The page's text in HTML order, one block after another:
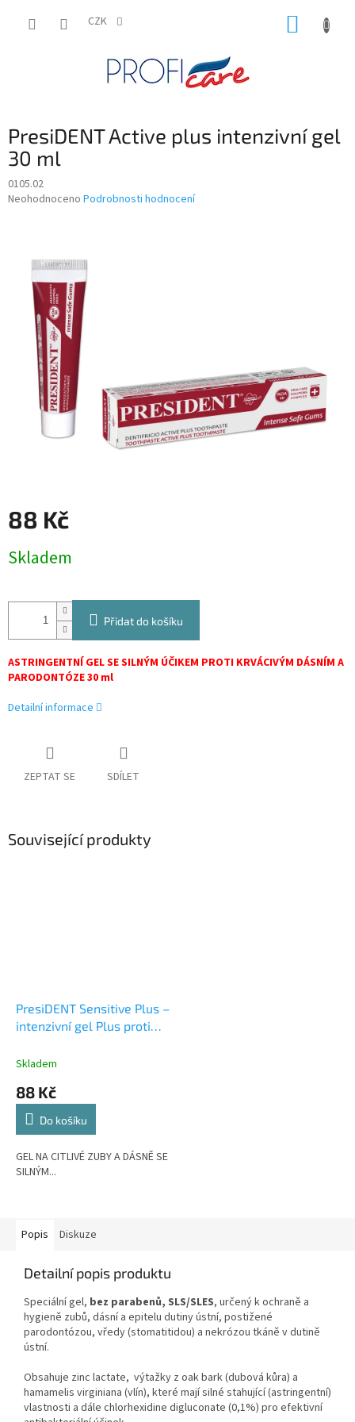
CZK
PresiDENT Active plus intenzivní gel
30 ml
0105.02
Průměrné
hvězdiček.
Neohodnoceno Podrobnosti hodnocení
88 Kč
cena:
Skladem
Přidat do košíku
ASTRINGENTNÍ GEL SE SILNÝM ÚČIKEM PROTI KRVÁCIVÝM DÁSNÍM A
PARODONTÓZE30 ml
Detailní informace
ZEPTAT SE SDÍLET
Související produkty
PresiDENT Sensitive Plus –
intenzivní gel Plus proti
Skladem
88 Kč
Do košíku
GEL NA CITLIVÉ ZUBY A DÁSNĚ SE
SILNÝM...
Popis Diskuze
Detailní popis produktu
Speciální gel, bez parabenů, SLS/SLES, určený k ochraně a
hygieně zubů, dásní a epitelu dutiny ústní, postižené
parodontózou, vředy (stomatitidou) a nekrózou tkáně v dutině
ústní.
Obsahuje zinc lactate, výtažky z oak bark (dubová kůra) a
hamamelis virginiana (vlín), které mají silné stahující (astringentní)
vlastnosti a dále chlorhexidine digluconate (0,1%) pro efektivní